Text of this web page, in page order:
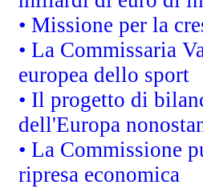
• Missione per la
• La Commissaria
europea dello sport
• Il progetto di
dell'Europa
• La Commissione
ripresa economica